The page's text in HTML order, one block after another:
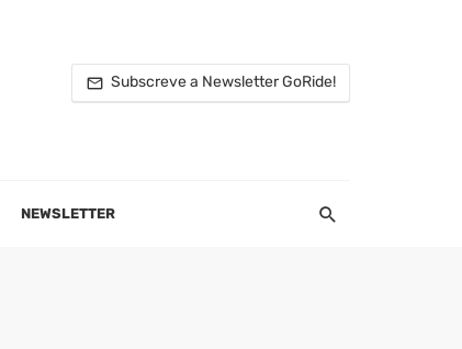
Subscreve a Newsletter GoRide!
NEWSLETTER